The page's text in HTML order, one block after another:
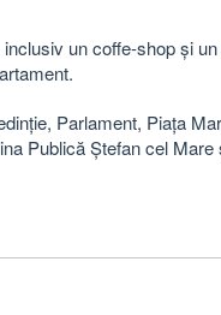
un coffe-shop și
Parlament, Piața
Publică Ștefan cel Mare